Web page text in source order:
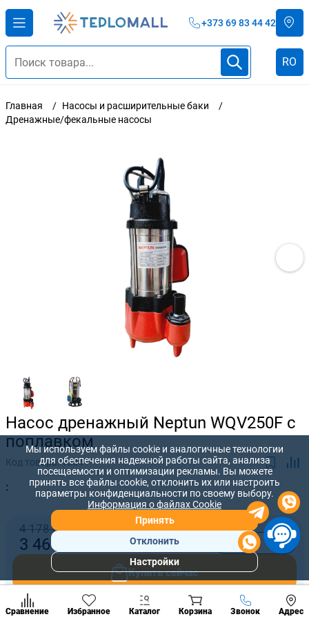
+373 69 83 44 42
RO
Главная
Насосы и расширительные баки
Дренажные/фекальные насосы
Насос дренажный Neptun WQV250F с
поплавком
Код товара:1634
:
4 178 лей
3 469 +
Купить сейчас
Добавить в корзину
Сравнение Избранное Каталог Корзина Звонок Адрес
Позвонить
разделы
Мы используем файлы cookie и аналогичные технологии
для обеспечения надежной работы сайта, анализа
посещаемости и оптимизации рекламы. Вы можете
принять все файлы cookie, отклонить их или настроить
параметры конфиденциальности по своему выбору.
Информация о файлах Cookie
Принять
Отклонить
Настройки